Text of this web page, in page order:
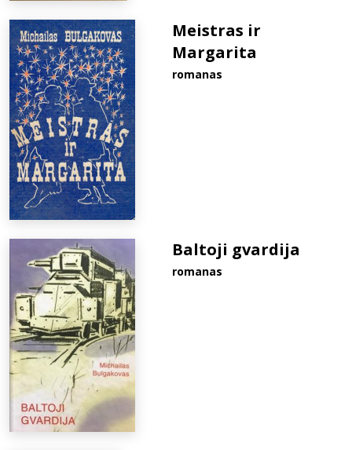
Meistras ir
Margarita
romanas
Baltoji gvardija
romanas